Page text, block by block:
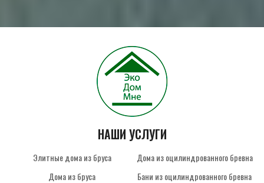
НАШИ УСЛУГИ
Элитные дома из бруса
Дома из бруса
Дома из оцилиндрованного бревна
Бани из оцилиндрованного бревна